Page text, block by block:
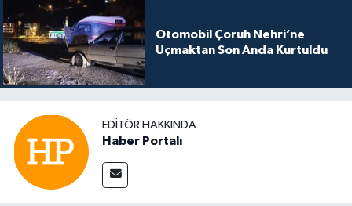
Otomobil Çoruh Nehri’ne
Uçmaktan Son Anda Kurtuldu
EDITÖR HAKKINDA
Haber Portalı